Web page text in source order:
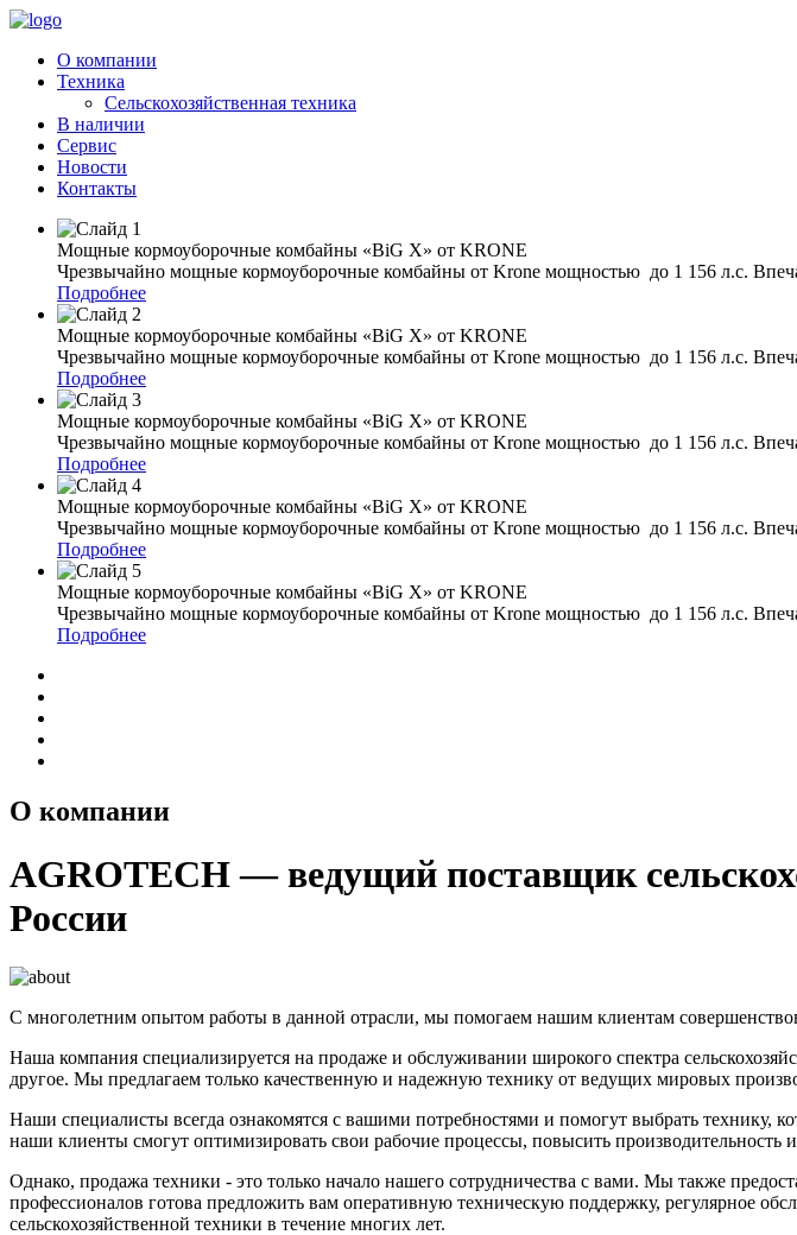
О компании
Техника
Сельcкохозяйственная техника
В наличии
Сервис
Новости
Контакты
Мощные кормоуборочные комбайны «BiG X» от KRONE
Чрезвычайно мощные кормоуборочные комбайны от Krone мощностью до 1 156 л.с.
Подробнее
Мощные кормоуборочные комбайны «BiG X» от KRONE
Чрезвычайно мощные кормоуборочные комбайны от Krone мощностью до 1 156 л.с.
Подробнее
Мощные кормоуборочные комбайны «BiG X» от KRONE
Чрезвычайно мощные кормоуборочные комбайны от Krone мощностью до 1 156 л.с.
Подробнее
Мощные кормоуборочные комбайны «BiG X» от KRONE
Чрезвычайно мощные кормоуборочные комбайны от Krone мощностью до 1 156 л.с.
Подробнее
Мощные кормоуборочные комбайны «BiG X» от KRONE
Чрезвычайно мощные кормоуборочные комбайны от Krone мощностью до 1 156 л.с.
Подробнее
О компании
AGROTECH — ведущий поставщик
России
С многолетним опытом работы в данной отрасли, мы помогаем нашим клиентам
Наша компания специализируется на продаже и обслуживании широкого спектра
другое. Мы предлагаем только качественную и надежную технику от ведущих мировых
Наши специалисты всегда ознакомятся с вашими потребностями и помогут выбрать технику,
наши клиенты смогут оптимизировать свои рабочие процессы, повысить производительность
Однако, продажа техники - это только начало нашего сотрудничества с вами. Мы также
профессионалов готова предложить вам оперативную техническую поддержку, регулярное
сельскохозяйственной техники в течение многих лет.